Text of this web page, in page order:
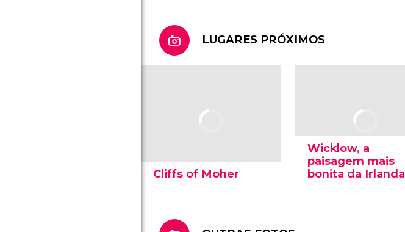
LUGARES PRÓXIMOS
Cliffs of Moher
Wicklow, a
paisagem mais
bonita da Irlanda